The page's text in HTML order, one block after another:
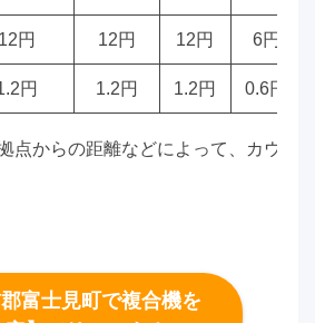
12円 12円 12円 6円
円 1.2円 1.2円 0.6円
点からの距離などによって、カウン
富士見町で複合機を